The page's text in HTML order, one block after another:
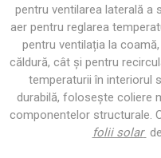
pentru ventilarea laterală a
aer pentru reglarea
pentru ventilația la
căldură, cât și pentru
temperaturii în interiorul
durabilă, folosește coliere
componentelor structurale.
folii solar